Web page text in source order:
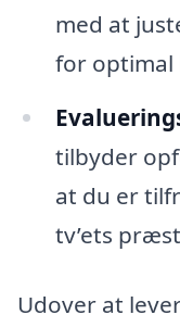
med at
for optimal
tilbyder
at du er
tv’ets
Udover at